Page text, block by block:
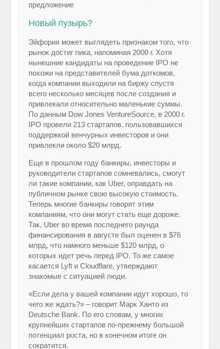
предложение
Новый пузырь?
Эйфория может выглядеть признаком того, что
рынок достиг пика, напоминая 2000 г. Хотя
нынешние кандидаты на проведение IPO не
похожи на представителей бума доткомов,
когда компании выходили на биржу спустя
всего несколько месяцев после создания и
привлекали относительно маленькие суммы.
По данным Dow Jones VentureSource, в 2000 г.
IPO провели 213 стартапов, пользовавшихся
поддержкой венчурных инвесторов и они
привлекли около $20 млрд.
Еще в прошлом году банкиры, инвесторы и
руководители стартапов сомневались, смогут
ли такие компании, как Uber, оправдать на
публичном рынке свою высокую стоимость.
Теперь многие банкиры говорят этим
компаниям, что они могут стать еще дороже.
Так, Uber во время последнего раунда
финансирования в августе был оценен в $76
млрд, что намного меньше $120 млрд, о
которых идет речь перед IPO. То же самое
касается Lyft и Cloudflare, утверждают
знакомые с ситуацией люди.
«Если дела у вашей компании идут хорошо, то
чего же ждать?» – говорит Марк Ханто из
Deutsche Bank. По его словам, у многих
крупнейших стартапов по-прежнему большой
потенциал роста, но в конечном итоге он
сократится.